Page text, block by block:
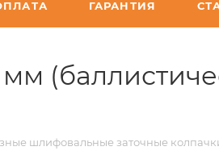
ГАРАНТИЯ
шлифовальные заточные